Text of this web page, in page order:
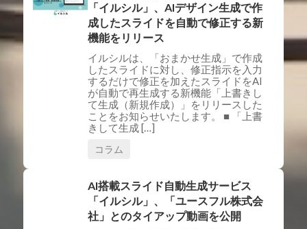
「イルシル」、AIデザイン生成で作
成したスライドを自動で修正する新
機能をリリース
イルシルは、「おまかせ生成」で作成
したスライドに対し、修正指示を入力
するだけで修正を加えたスライドをAI
が自動で再生成する新機能「上書きし
て生成（新規作成）」をリリースした
ことをお知らせいたします。 ■ 「上書
きして生成 […]
コラム
AI搭載スライド自動生成サービス
「イルシル」、「ユースフル株式会
社」とのタイアップ動画を公開